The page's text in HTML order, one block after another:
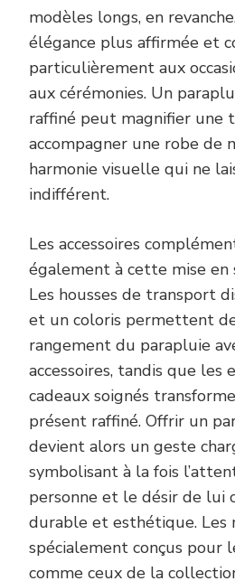
modèles longs, en
élégance plus affirmée et
particulièrement aux
aux cérémonies. Un
raffiné peut magnifier une
accompagner une robe de
harmonie visuelle qui ne
indifférent.
Les accessoires
également à cette mise en
Les housses de transport
et un coloris permettent
rangement du parapluie
accessoires, tandis que les
cadeaux soignés
présent raffiné. Offrir un
devient alors un geste
symbolisant à la fois
personne et le désir de lui
durable et esthétique. Les
spécialement conçus pour
comme ceux de la